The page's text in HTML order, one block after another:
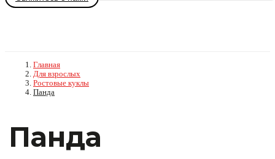
Главная
Для взрослых
Ростовые куклы
Панда
Панда